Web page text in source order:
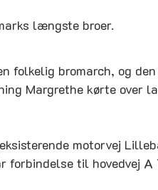
længste broer.
folkelig bromarch, og
Margrethe kørte over
motorvej
til hovedvej A